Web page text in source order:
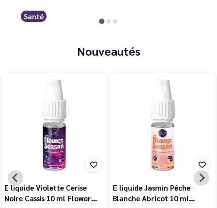
Santé
Nouveautés
E liquide Violette Cerise
Noire Cassis 10 ml Flower…
E liquide Jasmin Pêche
Blanche Abricot 10 ml…